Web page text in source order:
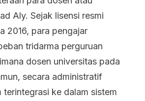
Aly. Sejak lisensi resmi
2016, para pengajar
tridarma perguruan
dosen universitas pada
secara administratif
terintegrasi ke dalam sistem